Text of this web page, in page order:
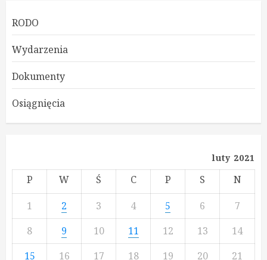
RODO
Wydarzenia
Dokumenty
Osiągnięcia
luty 2021
P W Ś C P S
N
1
2 3 4 5 6
7
8
9 10 11 12 13
14
15
16 17 18 19 20 21